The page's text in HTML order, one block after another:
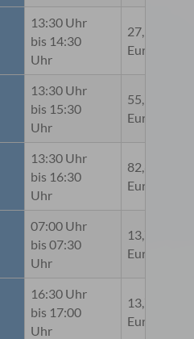
13:30 Uhr
bis 14:30
Uhr
27,55
Euro
13:30 Uhr
bis 15:30
Uhr
55,10
Euro
13:30 Uhr
bis 16:30
Uhr
82,65
Euro
07:00 Uhr
bis 07:30
Uhr
13,78
Euro
16:30 Uhr
bis 17:00
Uhr
13,78
Euro